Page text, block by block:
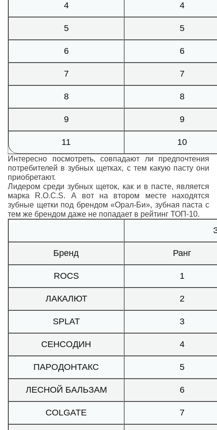
4 4
5 5
6 6
7 7
8 8
9 9
11 10
Интересно посмотреть, совпадают ли предпочтения
потребителей в зубных щетках, с тем какую пасту они
приобретают.
Лидером среди зубных щеток, как и в пасте, является
марка R.O.C.S. А вот на втором месте находятся
зубные щетки под брендом «Орал-Би», зубная паста с
тем же брендом даже не попадает в рейтинг ТОП-10.
Бренд Ранг
ROCS 1
ЛАКАЛЮТ 2
SPLAT 3
СЕНСОДИН 4
ПАРОДОНТАКС 5
ЛЕСНОЙ БАЛЬЗАМ 6
COLGATE 7